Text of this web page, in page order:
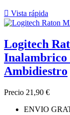
 Vista rápida
Logitech
Inalambrico
Ambidiestro
Precio 21,90 €
ENVIO